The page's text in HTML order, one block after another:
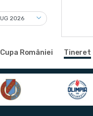
Cupa României Tineret